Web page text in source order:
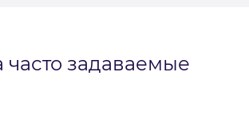
часто задаваемые